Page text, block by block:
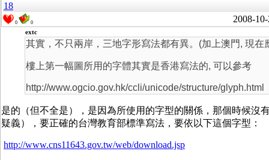
18
0 0 2008-
extc
其實，不只兩岸，三地字形寫法都有異。(加上澳門, 現在
樓上第一幅圖所用的字體其實是香港寫法的, 可以參考
http://www.ogcio.gov.hk/ccli/unicode/structure/glyph.html
是的（但不全是），是因為所使用的字型的關係，那個時候沒
疑義），要正確的台灣教育部標準寫法，要依以下這個字型：
http://www.cns11643.gov.tw/web/download.jsp